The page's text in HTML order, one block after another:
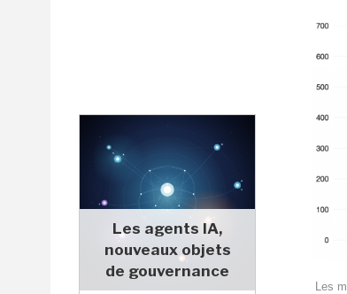
Les agents IA,
nouveaux objets
de gouvernance
Les